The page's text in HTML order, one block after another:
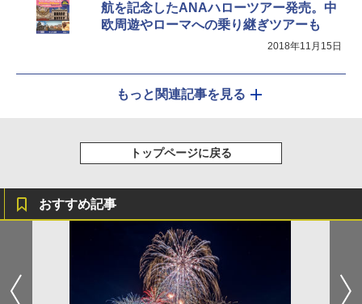
航を記念したANAハローツアー発売。中
欧周遊やローマへの乗り継ぎツアーも
2018年11月15日
もっと関連記事を見る
トップページに戻る
おすすめ記事